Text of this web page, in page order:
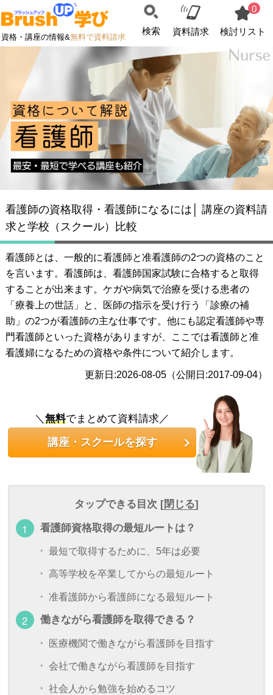
資格・講座の情報&無料で資料請求
検索 資料請求
0
検討リスト
看護師の資格取得・看護師になるには│ 講座の資料請
求と学校（スクール）比較
看護師とは、一般的に看護師と准看護師の2つの資格のこと
を言います。看護師は、看護師国家試験に合格すると取得
することが出来ます。ケガや病気で治療を受ける患者の
「療養上の世話」と、医師の指示を受け行う「診療の補
助」の2つが看護師の主な仕事です。他にも認定看護師や専
門看護師といった資格がありますが、ここでは看護師と准
看護婦になるための資格や条件について紹介します。
更新日:2026-08-05（公開日:2017-09-04）
＼無料でまとめて資料請求／
講座・スクールを探す
タップできる目次 [閉じる]
看護師資格取得の最短ルートは？
最短で取得するために、5年は必要
高等学校を卒業してからの最短ルート
准看護師から看護師になる最短ルート
働きながら看護師を取得できる？
医療機関で働きながら看護師を目指す
会社で働きながら看護師を目指す
社会人から勉強を始めるコツ